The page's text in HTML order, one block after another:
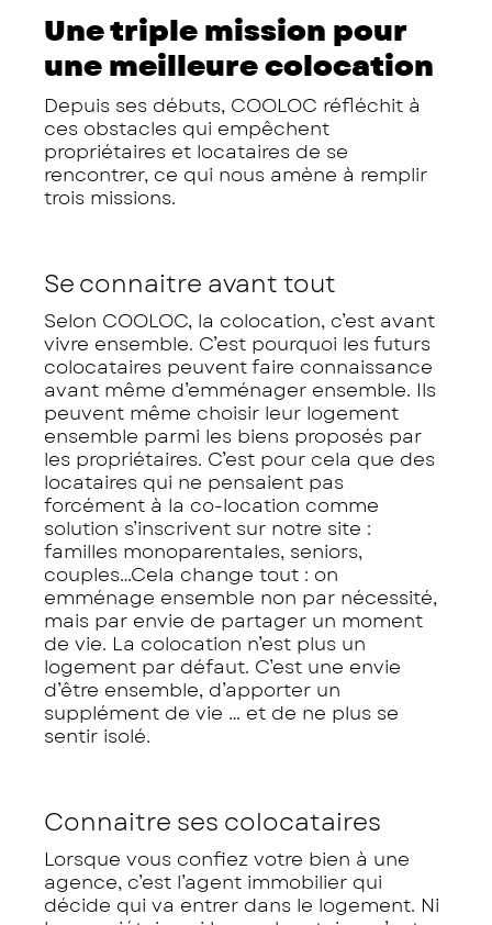
Une triple mission pour
une meilleure colocation
Depuis ses débuts, COOLOC réfléchit à
ces obstacles qui empêchent
propriétaires et locataires de se
rencontrer, ce qui nous amène à remplir
trois missions.
Se connaitre avant tout
Selon COOLOC, la colocation, c’est avant
vivre ensemble. C’est pourquoi les futurs
colocataires peuvent faire connaissance
avant même d’emménager ensemble. Ils
peuvent même choisir leur logement
ensemble parmi les biens proposés par
les propriétaires. C’est pour cela que des
locataires qui ne pensaient pas
forcément à la co-location comme
solution s’inscrivent sur notre site :
familles monoparentales, seniors,
couples…Cela change tout : on
emménage ensemble non par nécessité,
mais par envie de partager un moment
de vie. La colocation n’est plus un
logement par défaut. C’est une envie
d’être ensemble, d’apporter un
supplément de vie … et de ne plus se
sentir isolé.
Connaitre ses colocataires
Lorsque vous confiez votre bien à une
agence, c’est l’agent immobilier qui
décide qui va entrer dans le logement. Ni